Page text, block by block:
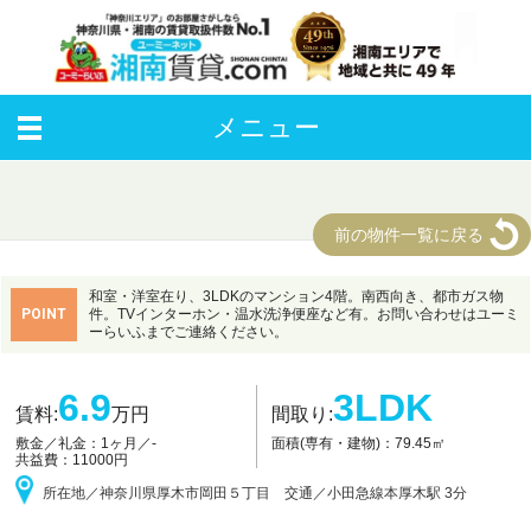
メニュー
前の物件一覧に戻る
POINT
和室・洋室在り、3LDKのマンション4階。南西向き、都市ガス物
件。TVインターホン・温水洗浄便座など有。お問い合わせはユーミ
ーらいふまでご連絡ください。
賃料:6.9万円
敷金／礼金： 1ヶ月／-
共益費：11000円
間取り:3LDK
面積(専有・建物)：79.45㎡
所在地／神奈川県厚木市岡田５丁目 交通／小田急線本厚木駅 3分